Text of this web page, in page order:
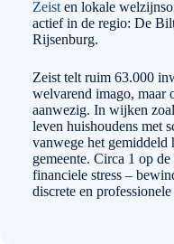
Zeist en lokale
actief in de regio: De
Rijsenburg.
Zeist telt ruim 63.000
welvarend imago, maar
aanwezig. In wijken
leven huishoudens met
vanwege het gemiddeld
gemeente. Circa 1 op
financiele stress –
discrete en